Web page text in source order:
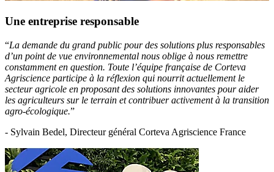
Une entreprise responsable
“La demande du grand public pour des solutions plus responsables
d’un point de vue environnemental nous oblige à nous remettre
constamment en question. Toute l’équipe française de Corteva
Agriscience participe à la réflexion qui nourrit actuellement le
secteur agricole en proposant des solutions innovantes pour aider
les agriculteurs sur le terrain et contribuer activement à la transition
agro-écologique.”
- Sylvain Bedel, Directeur général Corteva Agriscience France